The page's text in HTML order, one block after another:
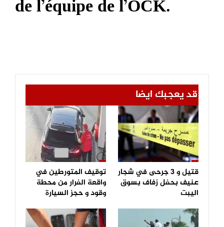
de l’équipe de l’OCK.
قد يعجبك ايضا
قتيل و 3 جرحى في شجار
عنيف بحفل زفاف بسوق
اليبت
توقيف المتورطين في
واقعة الفرار من محطة
وقود و حجز السيارة